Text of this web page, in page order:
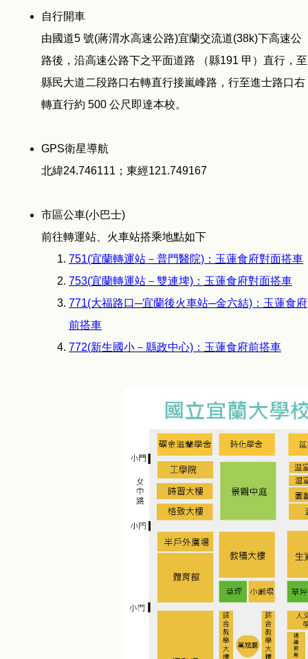
自行開車
由國道5 號(蔣渭水高速公路)宜蘭交流道(38k)下高速公
路後，沿高速公路下之平面道路 （縣191 甲）直行，至
縣民大道二段路口右轉直行接嵐峰路，行至進士路口右
轉直行約 500 公尺即達本校。
GPS衛星導航
北緯24.746111；東經121.749167
市區公車(小巴士)
前往轉運站、火車站搭乘地點如下
751(宜蘭轉運站－普門醫院)：玉蓮食府對面搭車
753(宜蘭轉運站－雙連埤)：玉蓮食府對面搭車
771(大福路口─宜蘭後火車站─金六結)：玉蓮食府
前搭車
772(新生國小－縣政中心)：玉蓮食府前搭車